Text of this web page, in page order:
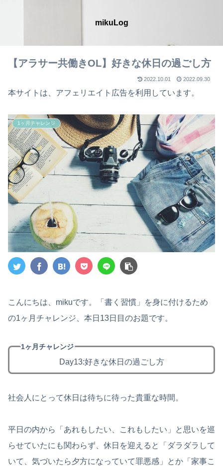
mikuLog
【アラサー共働きOL】好きな休日の過ごし方
2022.10.01 2022.09.30
本サイトは、アフェリエイト広告を利用しています。
1ヶ月チャレンジ
こんにちは、mikuです。「書く習慣」を身に付けるため
の1ヶ月チャレンジ、本日13日目のお題です。
1ヶ月チャレンジ
Day13:好きな休日の過ごし方
社会人にとって休日は待ちに待った貴重な時間。
平日の内から「あれもしたい、これもしたい」と思いを巡
らせていたにも関わらず、休日を迎えると「ダラダラして
いて、気づいたら夕方になっていて罪悪感」とか「家事こ